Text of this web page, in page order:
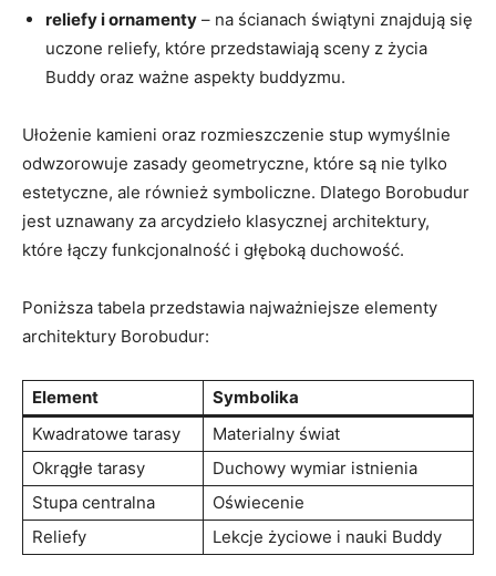
reliefy i ornamenty – na ścianach świątyni znajdują się
uczone reliefy, które przedstawiają sceny z życia
Buddy oraz ważne aspekty buddyzmu.
Ułożenie kamieni oraz rozmieszczenie stup wymyślnie
odwzorowuje zasady geometryczne, które są nie tylko
estetyczne, ale również symboliczne. Dlatego Borobudur
jest uznawany za arcydzieło klasycznej architektury,
które łączy funkcjonalność i głęboką duchowość.
Poniższa tabela przedstawia najważniejsze elementy
architektury Borobudur:
Element
Symbolika
Kwadratowe tarasy
Materialny świat
Okrągłe tarasy
Duchowy wymiar istnienia
Stupa centralna
Oświecenie
Reliefy
Lekcje życiowe i nauki Buddy